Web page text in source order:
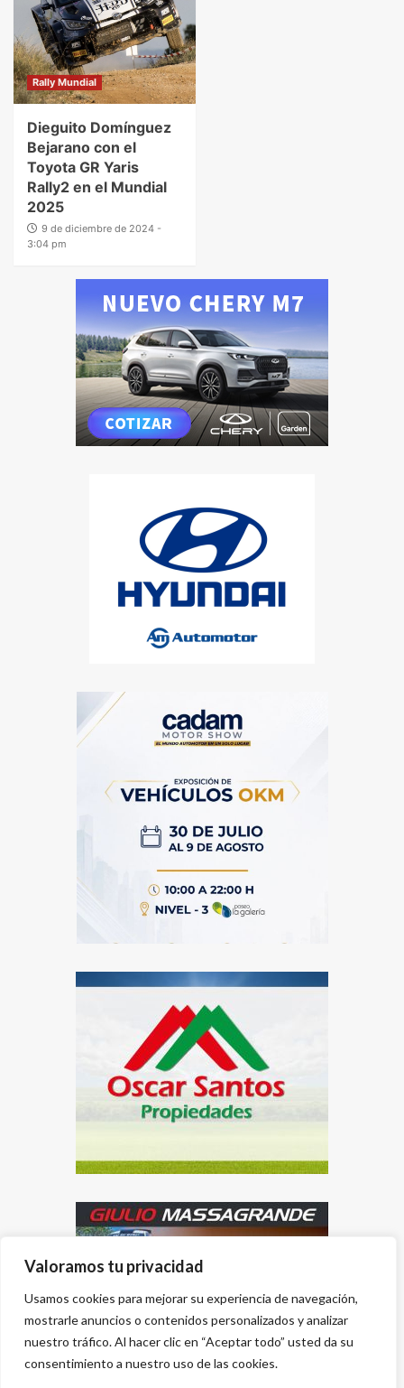
Valoramos tu privacidad
Usamos cookies para mejorar su experiencia de navegación,
mostrarle anuncios o contenidos personalizados y analizar
nuestro tráfico. Al hacer clic en “Aceptar todo” usted da su
consentimiento a nuestro uso de las cookies.
Rally Mundial
Dieguito Domínguez
Bejarano con el
Toyota GR Yaris
Rally2 en el Mundial
2025
9 de diciembre de 2024 -
3:04 pm